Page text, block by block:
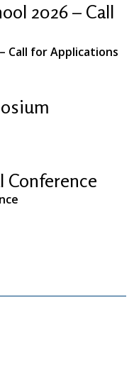
2026 – Call
Call for Applications
Conference